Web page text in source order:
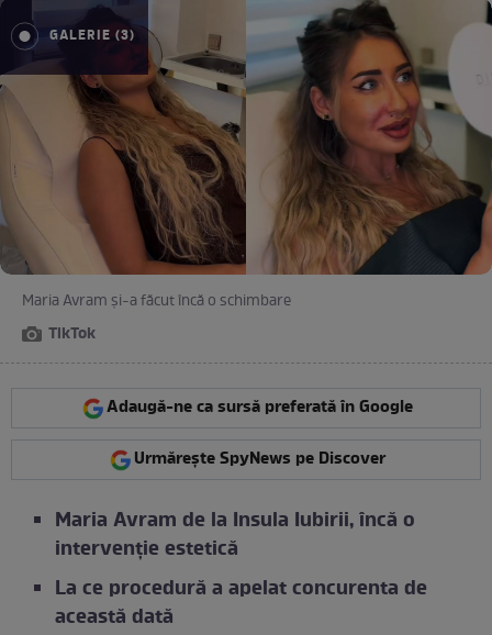
GALERIE (3)
Maria Avram și-a făcut încă o schimbare
TikTok
Adaugă-ne ca sursă preferată în Google
Urmărește SpyNews pe Discover
Maria Avram de la Insula Iubirii, încă o
intervenție estetică
La ce procedură a apelat concurenta de
această dată